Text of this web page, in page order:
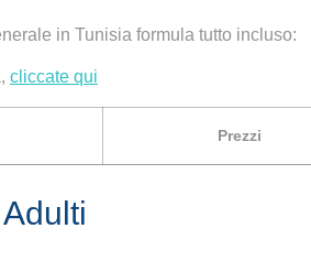
in Tunisia formula tutto incluso:
cliccate qui
Prezzi